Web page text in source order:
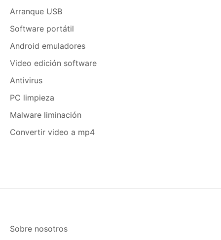
Arranque USB
Software portátil
Android emuladores
Video edición software
Antivirus
PC limpieza
Malware liminación
Convertir video a mp4
Sobre nosotros